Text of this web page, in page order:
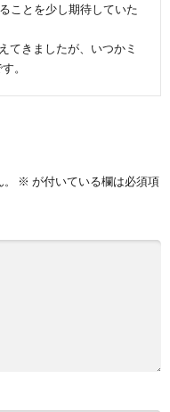
ことを少し期待していた
てきましたが、いつかミ
。
※ が付いている欄は必須項